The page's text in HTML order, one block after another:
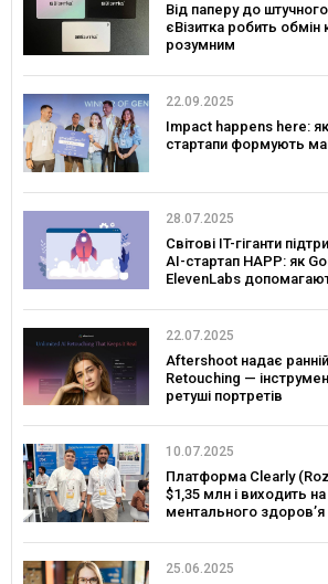
Від паперу до штучного
єВізитка робить обмін
розумним
22.09.2025
Impact happens here:
стартапи формують
28.07.2025
Світові IT-гіганти
AI-стартап HAPP: як
ElevenLabs
22.07.2025
Aftershoot надає
Retouching —
ретуші портретів
10.07.2025
Платформа Clearly
$1,35 млн і виходить
ментального здоровʼя
25.06.2025